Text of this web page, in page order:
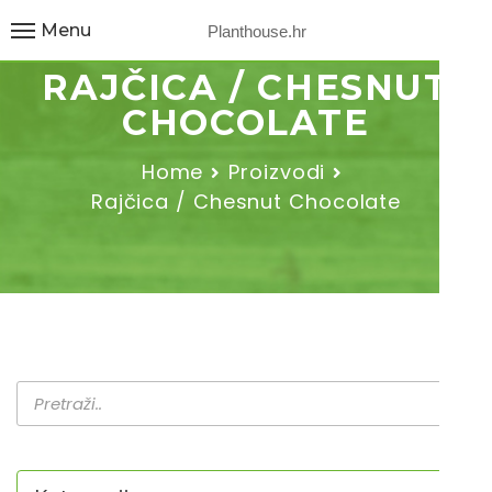
Planthouse.hr
Menu
RAJČICA / CHESNUT
CHOCOLATE
Home
Proizvodi
Rajčica / Chesnut Chocolate